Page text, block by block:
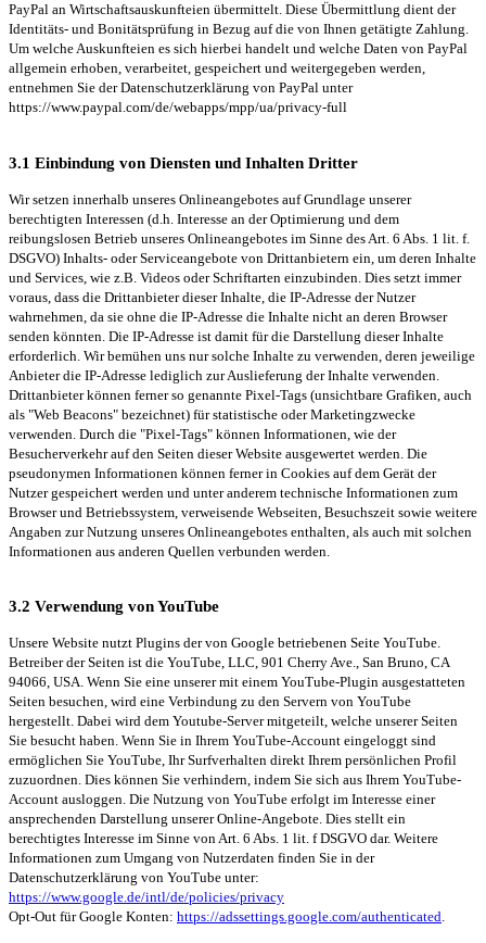
PayPal an Wirtschaftsauskunfteien übermittelt. Diese Übermittlung dient der
Identitäts- und Bonitätsprüfung in Bezug auf die von Ihnen getätigte Zahlung.
Um welche Auskunfteien es sich hierbei handelt und welche Daten von PayPal
allgemein erhoben, verarbeitet, gespeichert und weitergegeben werden,
entnehmen Sie der Datenschutzerklärung von PayPal unter
https://www.paypal.com/de/webapps/mpp/ua/privacy-full
3.1 Einbindung von Diensten und Inhalten Dritter
Wir setzen innerhalb unseres Onlineangebotes auf Grundlage unserer
berechtigten Interessen (d.h. Interesse an der Optimierung und dem
reibungslosen Betrieb unseres Onlineangebotes im Sinne des Art. 6 Abs. 1 lit. f.
DSGVO) Inhalts- oder Serviceangebote von Drittanbietern ein, um deren Inhalte
und Services, wie z.B. Videos oder Schriftarten einzubinden. Dies setzt immer
voraus, dass die Drittanbieter dieser Inhalte, die IP-Adresse der Nutzer
wahrnehmen, da sie ohne die IP-Adresse die Inhalte nicht an deren Browser
senden könnten. Die IP-Adresse ist damit für die Darstellung dieser Inhalte
erforderlich. Wir bemühen uns nur solche Inhalte zu verwenden, deren jeweilige
Anbieter die IP-Adresse lediglich zur Auslieferung der Inhalte verwenden.
Drittanbieter können ferner so genannte Pixel-Tags (unsichtbare Grafiken, auch
als "Web Beacons" bezeichnet) für statistische oder Marketingzwecke
verwenden. Durch die "Pixel-Tags" können Informationen, wie der
Besucherverkehr auf den Seiten dieser Website ausgewertet werden. Die
pseudonymen Informationen können ferner in Cookies auf dem Gerät der
Nutzer gespeichert werden und unter anderem technische Informationen zum
Browser und Betriebssystem, verweisende Webseiten, Besuchszeit sowie weitere
Angaben zur Nutzung unseres Onlineangebotes enthalten, als auch mit solchen
Informationen aus anderen Quellen verbunden werden.
3.2 Verwendung von YouTube
Unsere Website nutzt Plugins der von Google betriebenen Seite YouTube.
Betreiber der Seiten ist die YouTube, LLC, 901 Cherry Ave., San Bruno, CA
94066, USA. Wenn Sie eine unserer mit einem YouTube-Plugin ausgestatteten
Seiten besuchen, wird eine Verbindung zu den Servern von YouTube
hergestellt. Dabei wird dem Youtube-Server mitgeteilt, welche unserer Seiten
Sie besucht haben. Wenn Sie in Ihrem YouTube-Account eingeloggt sind
ermöglichen Sie YouTube, Ihr Surfverhalten direkt Ihrem persönlichen Profil
zuzuordnen. Dies können Sie verhindern, indem Sie sich aus Ihrem YouTube-
Account ausloggen. Die Nutzung von YouTube erfolgt im Interesse einer
ansprechenden Darstellung unserer Online-Angebote. Dies stellt ein
berechtigtes Interesse im Sinne von Art. 6 Abs. 1 lit. f DSGVO dar. Weitere
Informationen zum Umgang von Nutzerdaten finden Sie in der
Datenschutzerklärung von YouTube unter:
https://www.google.de/intl/de/policies/privacy
Opt-Out für Google Konten: https://adssettings.google.com/authenticated.